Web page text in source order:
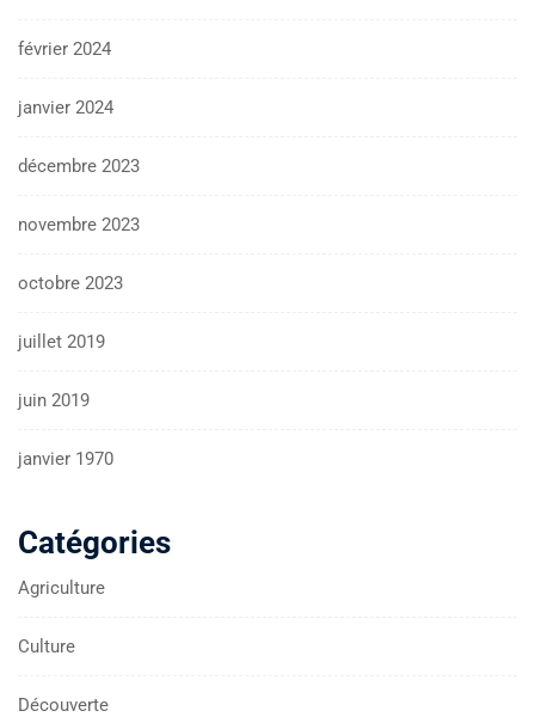
février 2024
janvier 2024
décembre 2023
novembre 2023
octobre 2023
juillet 2019
juin 2019
janvier 1970
Catégories
Agriculture
Culture
Découverte